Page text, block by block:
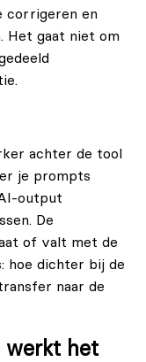
corrigeren en
Het gaat niet om
achter de tool
je prompts
output
De
of valt met de
hoe dichter bij de
naar de
werkt het